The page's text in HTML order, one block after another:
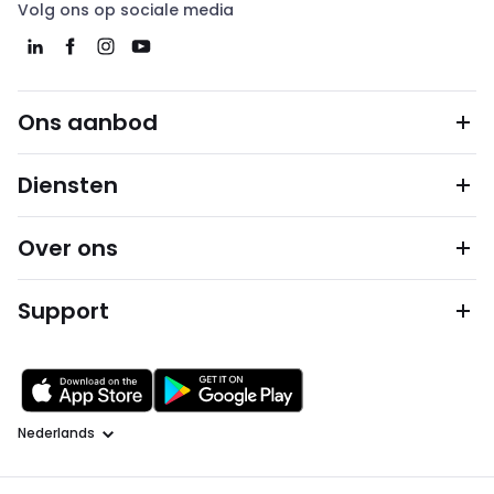
Volg ons op sociale media
Ons aanbod
Diensten
Over ons
Support
Taal